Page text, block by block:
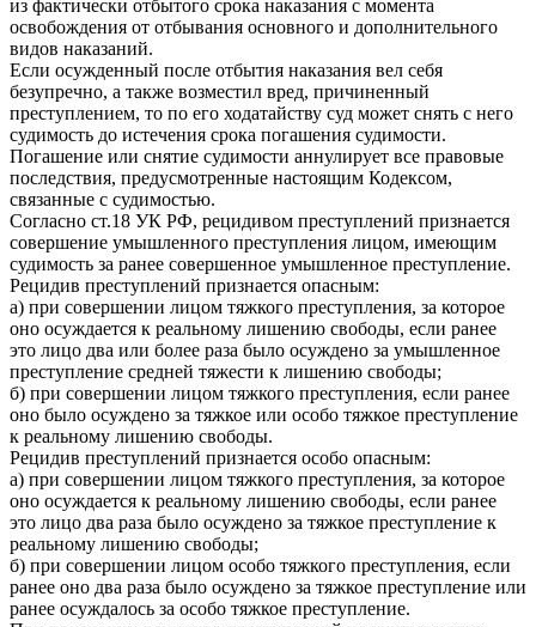
из фактически отбытого срока наказания с момента
освобождения от отбывания основного и дополнительного
видов наказаний.
Если осужденный после отбытия наказания вел себя
безупречно, а также возместил вред, причиненный
преступлением, то по его ходатайству суд может снять с него
судимость до истечения срока погашения судимости.
Погашение или снятие судимости аннулирует все правовые
последствия, предусмотренные настоящим Кодексом,
связанные с судимостью.
Согласно ст.18 УК РФ, рецидивом преступлений признается
совершение умышленного преступления лицом, имеющим
судимость за ранее совершенное умышленное преступление.
Рецидив преступлений признается опасным:
а) при совершении лицом тяжкого преступления, за которое
оно осуждается к реальному лишению свободы, если ранее
это лицо два или более раза было осуждено за умышленное
преступление средней тяжести к лишению свободы;
б) при совершении лицом тяжкого преступления, если ранее
оно было осуждено за тяжкое или особо тяжкое преступление
к реальному лишению свободы.
Рецидив преступлений признается особо опасным:
а) при совершении лицом тяжкого преступления, за которое
оно осуждается к реальному лишению свободы, если ранее
это лицо два раза было осуждено за тяжкое преступление к
реальному лишению свободы;
б) при совершении лицом особо тяжкого преступления, если
ранее оно два раза было осуждено за тяжкое преступление или
ранее осуждалось за особо тяжкое преступление.